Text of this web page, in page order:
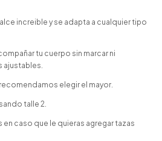
increible y se adapta a cualquier tipo
tu cuerpo sin marcar ni
ajustables.
elegir el mayor.
talle 2.
caso que le quieras agregar tazas